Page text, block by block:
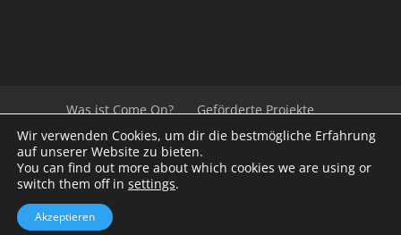
Was ist Come On?
Geförderte Projekte
Der Beirat
Impressum/Datenschutz
Links
Presse
© 2020Kulturvernetzung Niederösterreich
Wir verwenden Cookies, um dir die bestmögliche Erfahrung
auf unserer Website zu bieten.
You can find out more about which cookies we are using or
switch them off in settings.
Akzeptieren